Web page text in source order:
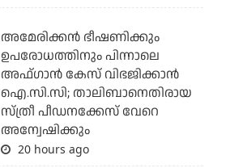
അമേരിക്കന്‍ ഭീഷണിക്കും
ഉപരോധത്തിനും പിന്നാലെ
അഫ്ഗാന്‍ കേസ് വിഭജിക്കാന്‍
ഐ.സി.സി; താലിബാനെതിരായ
സ്ത്രീ പീഡനക്കേസ് വേറെ
അന്വേഷിക്കും
20 hours ago